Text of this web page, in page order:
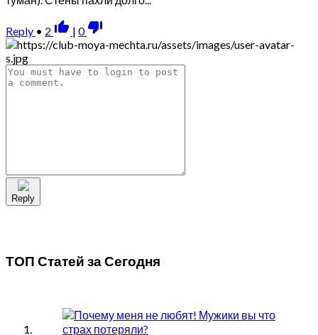
Reply • 2 thumb_up_alt | 0 thumb_down_alt
Reply
ТОП Статей заСегодня